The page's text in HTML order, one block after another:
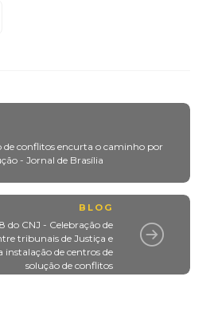
de conflitos encurta o caminho por
- Jornal de Brasília
BLOG
do CNJ - Celebração de
tribunais de Justiça e
instalação de centros de
solução de conflitos